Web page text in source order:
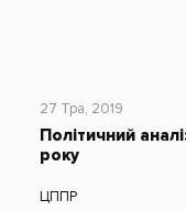
27 Тра, 2019
Політичний
року
ЦППР